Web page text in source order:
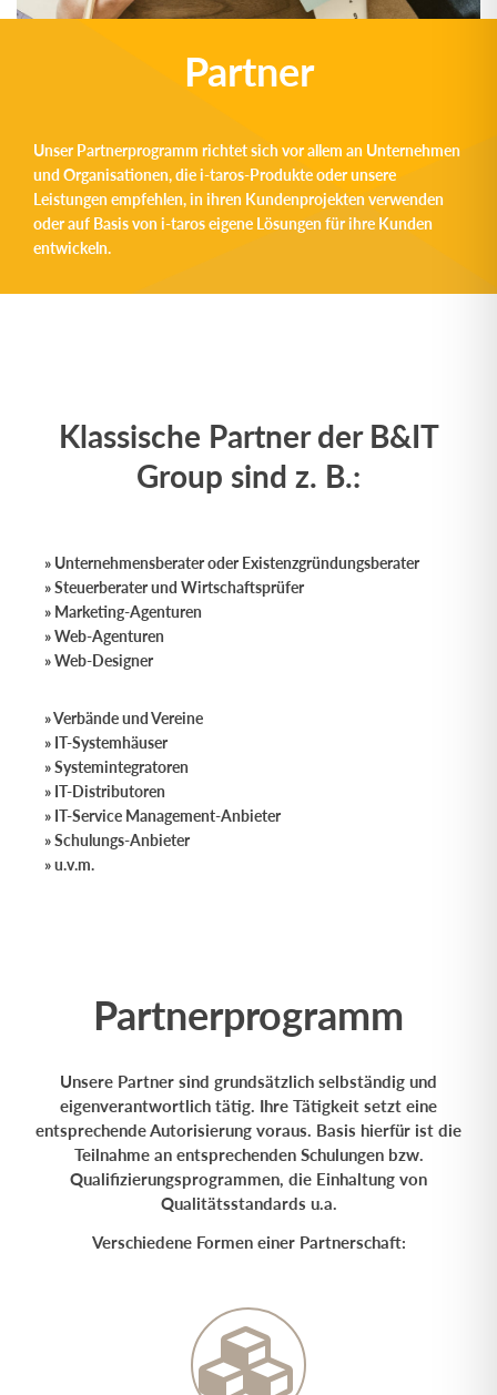
Partner
Unser Partnerprogramm richtet sich vor allem an Unternehmen
und Organisationen, die i-taros-Produkte oder unsere
Leistungen empfehlen, in ihren Kundenprojekten verwenden
oder auf Basis von i-taros eigene Lösungen für ihre Kunden
entwickeln.
Klassische Partner der B&IT
Group sind z. B.:
» Unternehmensberater oder Existenzgründungsberater
» Steuerberater und Wirtschaftsprüfer
» Marketing-Agenturen
» Web-Agenturen
» Web-Designer
» Verbände und Vereine
» IT-Systemhäuser
» Systemintegratoren
» IT-Distributoren
» IT-Service Management-Anbieter
» Schulungs-Anbieter
» u.v.m.
Partnerprogramm
Unsere Partner sind grundsätzlich selbständig und
eigenverantwortlich tätig. Ihre Tätigkeit setzt eine
entsprechende Autorisierung voraus. Basis hierfür ist die
Teilnahme an entsprechenden Schulungen bzw.
Qualifizierungsprogrammen, die Einhaltung von
Qualitätsstandards u.a.
Verschiedene Formen einer Partnerschaft: